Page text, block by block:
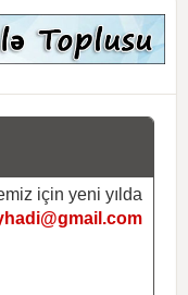
için yeni yılda